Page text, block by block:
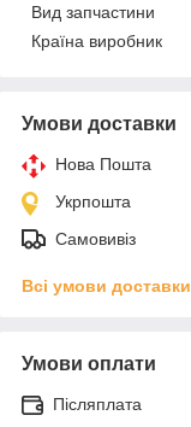
Вид запчастини
Країна виробник
Умови доставки
Нова Пошта
Укрпошта
Самовивіз
Всі умови доставки
Умови оплати
Післяплата